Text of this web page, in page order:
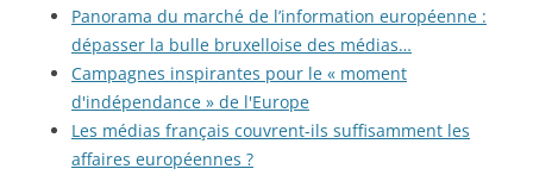
Panorama du marché de l’information européenne :
dépasser la bulle bruxelloise des médias…
Campagnes inspirantes pour le « moment
d'indépendance » de l'Europe
Les médias français couvrent-ils suffisamment les
affaires européennes ?